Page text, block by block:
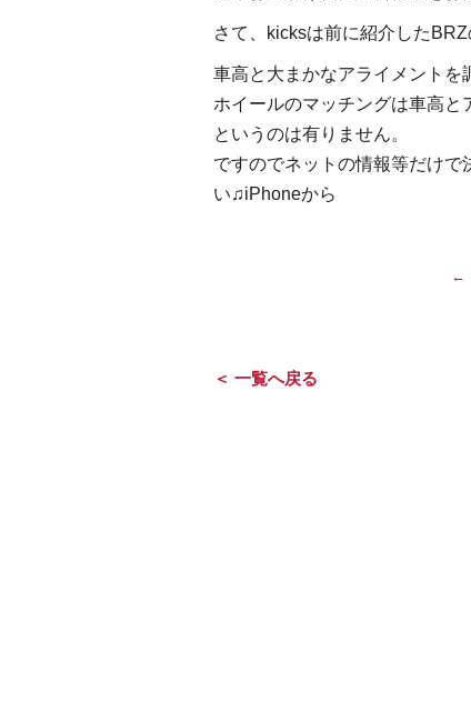
さて、kicksは前に紹介した
車高と大まかなアライメント
ホイールのマッチングは車高と
というのは有りません。
ですのでネットの情報等だけで
い♫iPhoneから
←
＜ 一覧へ戻る